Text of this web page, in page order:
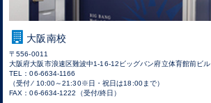
大阪南校
〒556-0011
大阪府大阪市浪速区難波中1-16-12ビッグバン府立体育館前ビル
TEL：06-6634-1166
（受付 ⁄ 10:00～21:30※日・祝日は18:00まで）
FAX：06-6634-1222（受付/終日）